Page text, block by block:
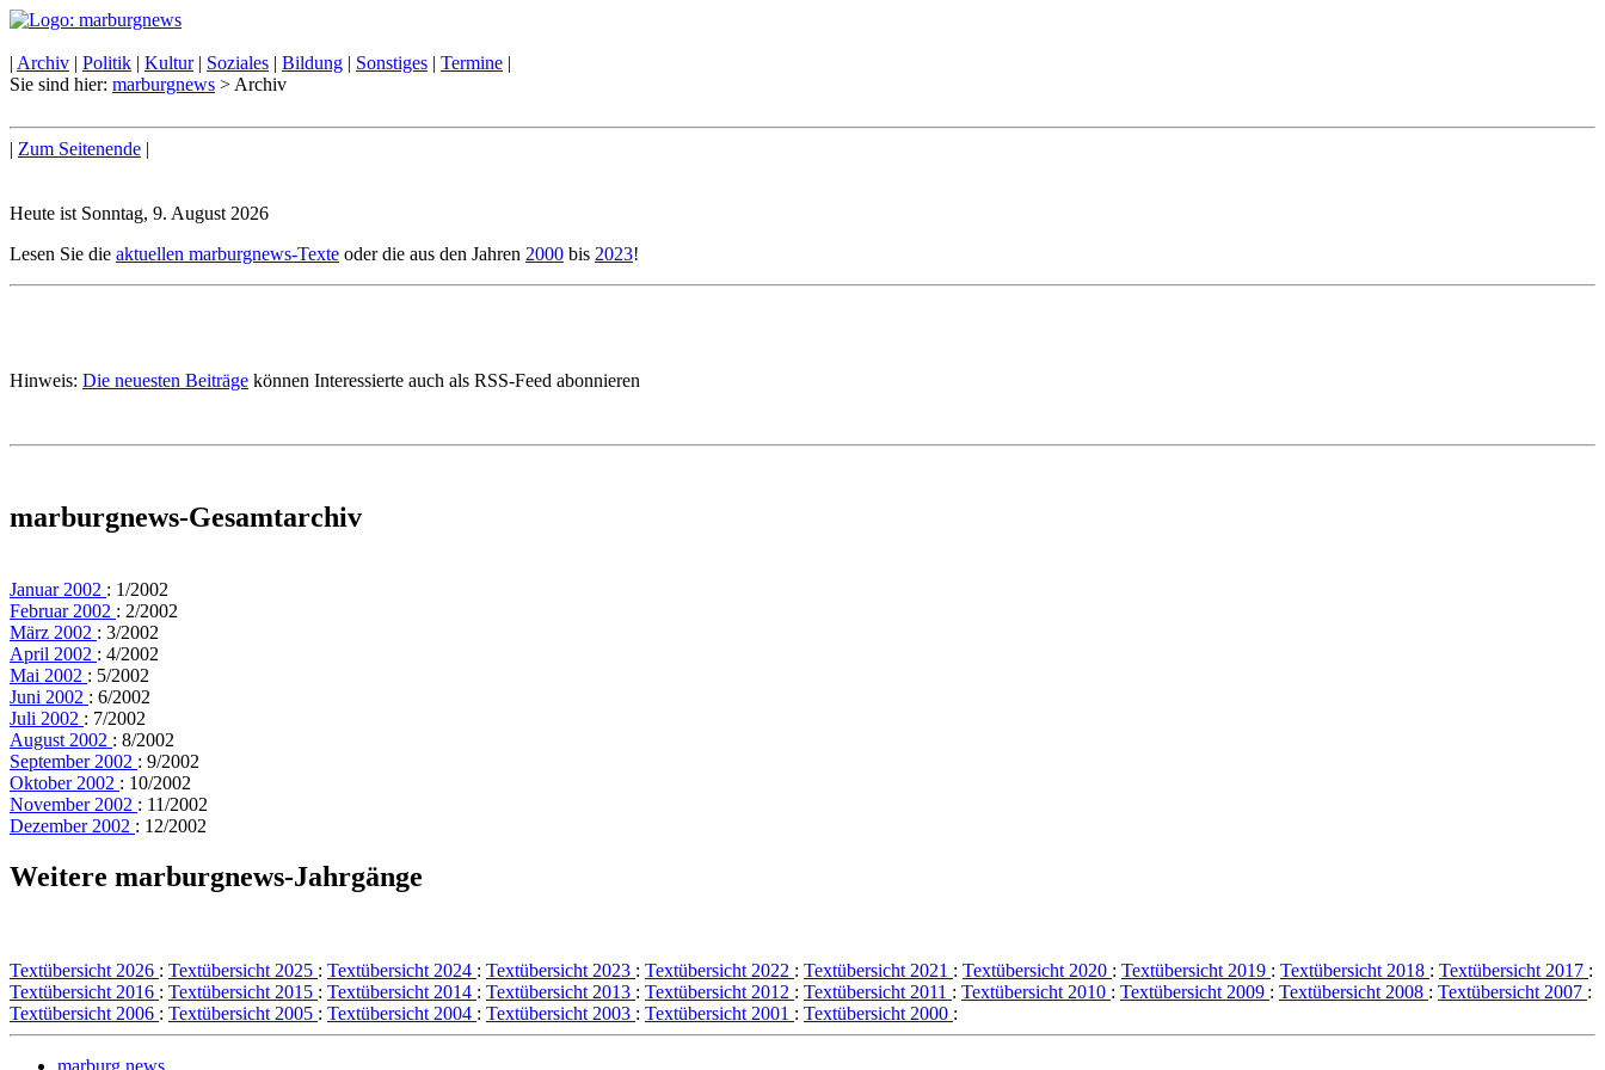
| Archiv | Politik | Kultur| Soziales | Bildung | Sonstiges | Termine |
Sie sind hier: marburgnews > Archiv
| Zum Seitenende |
Heute ist Sonntag, 9. August 2026
Lesen Sie die aktuellen marburgnews-Texte oder die aus den Jahren 2000 bis 2023!
Hinweis: Die neuesten Beiträge können Interessierte auch als RSS-Feed abonnieren
marburgnews-Gesamtarchiv
Januar 2002 : 1/2002
Februar 2002 : 2/2002
März 2002 : 3/2002
April 2002 : 4/2002
Mai 2002 : 5/2002
Juni 2002 : 6/2002
Juli 2002 : 7/2002
August 2002 : 8/2002
September 2002 : 9/2002
Oktober 2002 : 10/2002
November 2002 : 11/2002
Dezember 2002 : 12/2002
Weitere marburgnews-Jahrgänge
Textübersicht 2026 : Textübersicht 2025 : Textübersicht 2024 : Textübersicht 2023 : Textübersicht 2022 : Textübersicht 2021 : Textübersicht 2020 : Textübersicht 2019 : Textübersicht 2018 : Textübersicht 2017 :
Textübersicht 2016 : Textübersicht 2015 : Textübersicht 2014 : Textübersicht 2013 : Textübersicht 2012 : Textübersicht 2011 : Textübersicht 2010 : Textübersicht 2009 : Textübersicht 2008 : Textübersicht 2007 :
Textübersicht 2006 : Textübersicht 2005 : Textübersicht 2004 : Textübersicht 2003 : Textübersicht 2001 : Textübersicht 2000 :
marburg.news